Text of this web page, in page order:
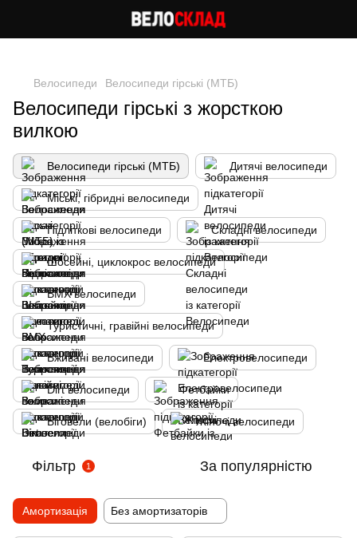
Велосипеди Велосипеди гірські (МТБ)
Велосипеди гірські з жорсткою
вилкою
Велосипеди гірські (МТБ) Дитячі велосипеди
Міські, гібридні велосипеди
Підліткові велосипеди Складні велосипеди
Шосейні, циклокрос велосипеди
BMX велосипеди
Туристичні, гравійні велосипеди
Вживані велосипеди Електровелосипеди
Dirt велосипеди Фетбайки
Біговели (велобіги) Жіночі велосипеди
Фільтр 1 За популярністю
Амортизація Без амортизаторів